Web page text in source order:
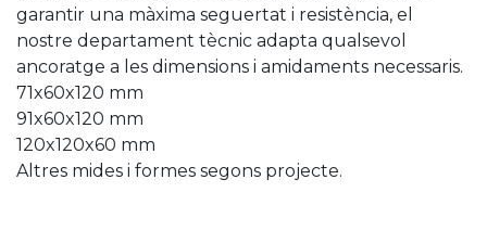
garantir una màxima seguertat i resistència, el
nostre departament tècnic adapta qualsevol
ancoratge a les dimensions i amidaments necessaris.
71x60x120 mm
91x60x120 mm
120x120x60 mm
Altres mides i formes segons projecte.